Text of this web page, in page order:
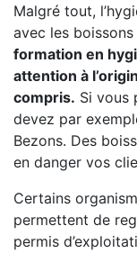
Malgré tout,
avec les
formation en
attention à
compris. Si vous
devez par
Bezons. Des
en danger vos
Certains
permettent de
permis